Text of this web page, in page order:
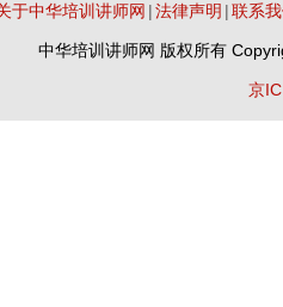
于中华培训讲师网 |法律声明 |联系
中华培训讲师网 版权所有
京